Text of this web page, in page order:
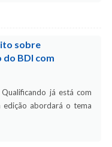
sobre
BDI com
já está com
edição abordará o tema